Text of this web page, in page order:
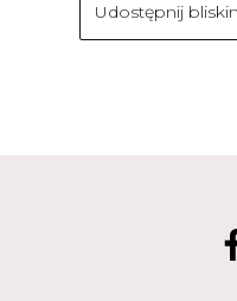
Udostępnij